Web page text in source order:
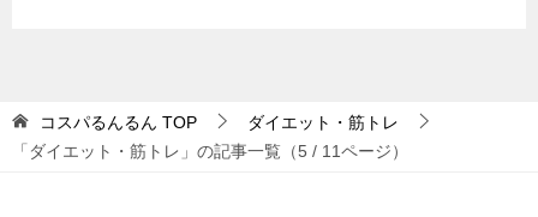
コスパるんるん TOP
ダイエット・筋トレ
「ダイエット・筋トレ」の記事一覧（5 / 11ページ）